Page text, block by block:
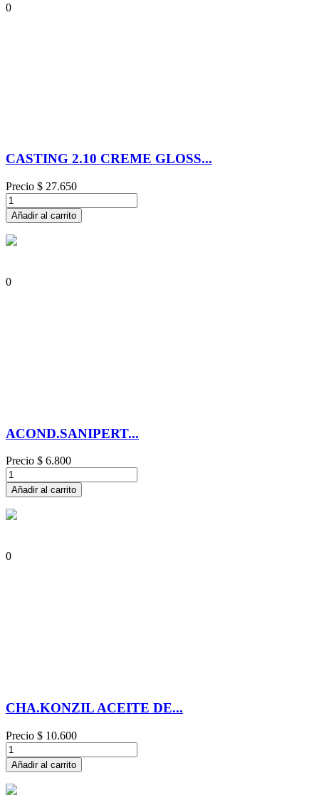
0
CASTING 2.10 CREME GLOSS...
Precio $ 27.650
Añadir al carrito
0
ACOND.SANIPERT...
Precio $ 6.800
Añadir al carrito
0
CHA.KONZIL ACEITE DE...
Precio $ 10.600
Añadir al carrito